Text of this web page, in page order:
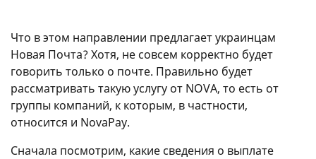
Что в этом направлении предлагает украинцам
Новая Почта? Хотя, не совсем корректно будет
говорить только о почте. Правильно будет
рассматривать такую услугу от NOVA, то есть от
группы компаний, к которым, в частности,
относится и NovaPay.
Сначала посмотрим, какие сведения о выплате